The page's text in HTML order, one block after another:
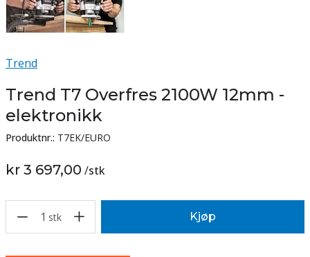
Trend
Trend T7 Overfres 2100W 12mm -
elektronikk
Produktnr.: T7EK/EURO
kr 3 697,00 /stk
1 stk Kjøp